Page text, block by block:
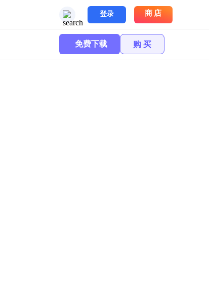
登录 商店
免费下载 购 买